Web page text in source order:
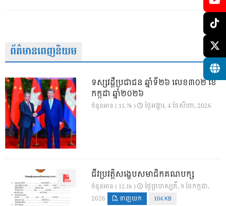
ព័ត៌មានពេញនិយម
ទស្សវដ្តីប្រជាជន ឆ្នាំទី២៦ លេខ៣០២ ខែ
កក្កដា ឆ្នាំ២០២៦
ចំនួនអាន ( 15.7k ) ថ្ងៃ​អង្គារ, 4 ខែ​សីហា, 2026
ជីវប្រវត្តិសង្ខេបសមាជិកគណបក្ស
ចំនួនអាន ( 12.1k )
ថ្ងៃ​ព្រហស្បតិ៍, 9 ខែ​កក្កដា,
2026
ទាញយក 104 KB